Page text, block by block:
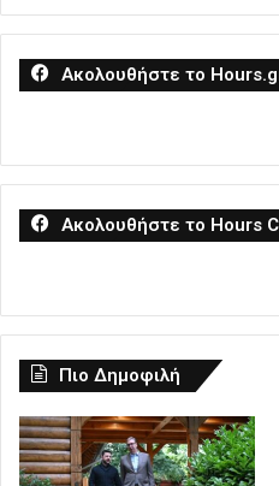
Ακολουθήστε το
Ακολουθήστε το Hours
Πιο Δημοφιλή